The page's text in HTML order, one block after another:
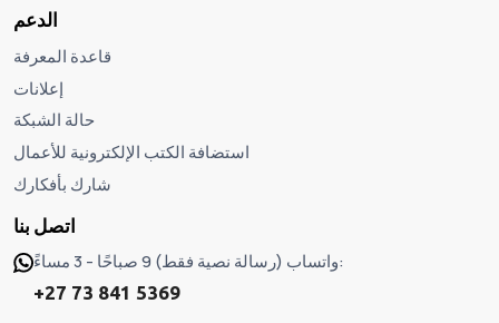
الدعم
قاعدة المعرفة
إعلانات
حالة الشبكة
استضافة الكتب الإلكترونية للأعمال
شارك بأفكارك
اتصل بنا
واتساب (رسالة نصية فقط) 9 صباحًا - 3 مساءً:
+27 73 841 5369